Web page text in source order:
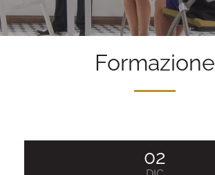
Formazione
02